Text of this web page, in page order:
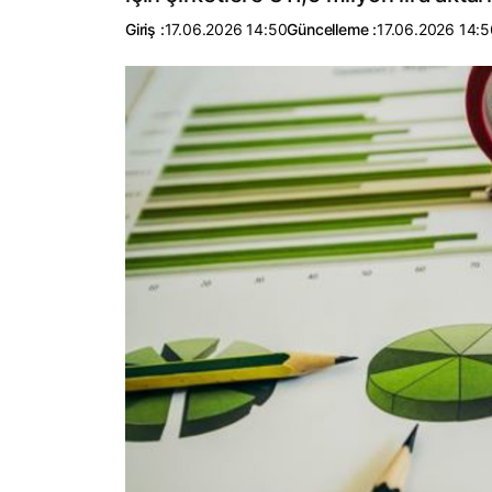
Giriş :17.06.2026 14:50Güncelleme :17.06.2026